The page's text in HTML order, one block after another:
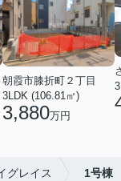
朝霞市膝折町２丁目
3LDK (106.81㎡)
3,880万円
グレイス 1号棟